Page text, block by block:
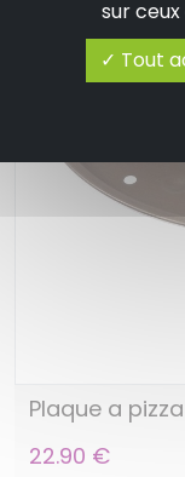
Plaque a
22.90 €
sur
Tout